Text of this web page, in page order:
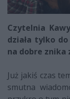
Czytelnia
działa tylko
na dobre znika
Już jakiś czas
smutna